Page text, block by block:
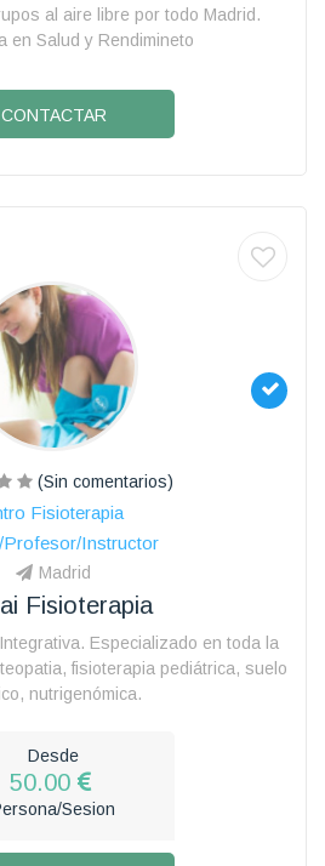
al aire libre por todo Madrid.
en Salud y Rendimineto
CONTACTAR
(Sin comentarios)
Fisioterapia
Profesor/Instructor
Madrid
Fisioterapia
Especializado en toda la
fisioterapia pediátrica, suelo
nutrigenómica.
Desde
50.00
Sesion